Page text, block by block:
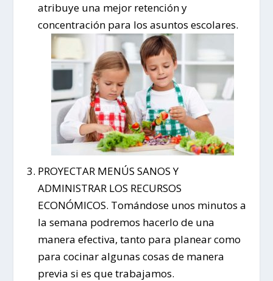
atribuye una mejor retención y
concentración para los asuntos escolares.
PROYECTAR MENÚS SANOS Y
ADMINISTRAR LOS RECURSOS
ECONÓMICOS. Tomándose unos minutos a
la semana podremos hacerlo de una
manera efectiva, tanto para planear como
para cocinar algunas cosas de manera
previa si es que trabajamos.